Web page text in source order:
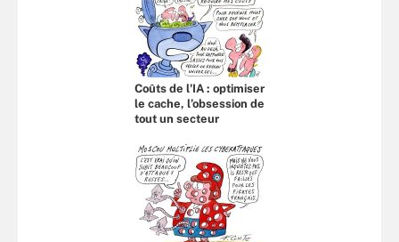
Coûts de l'IA : optimiser
le cache, l’obsession de
tout un secteur